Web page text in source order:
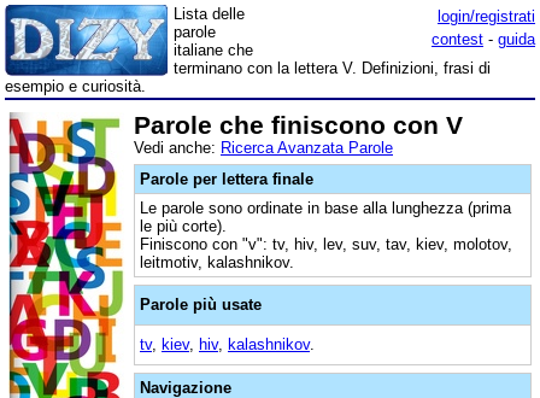
login/registrati
contest - guida
Lista delle
parole
italiane che
terminano con la lettera V. Definizioni, frasi di
esempio e curiosità.
Parole che finiscono con V
Vedi anche: Ricerca Avanzata Parole
Parole per lettera finale
Le parole sono ordinate in base alla lunghezza (prima
le più corte).
Finiscono con "v": tv, hiv, lev, suv, tav, kiev, molotov,
leitmotiv, kalashnikov.
Parole più usate
tv, kiev, hiv, kalashnikov.
Navigazione